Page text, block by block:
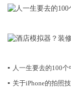
▪ 人一生要去的100
▪ 关于iPhone的拍照